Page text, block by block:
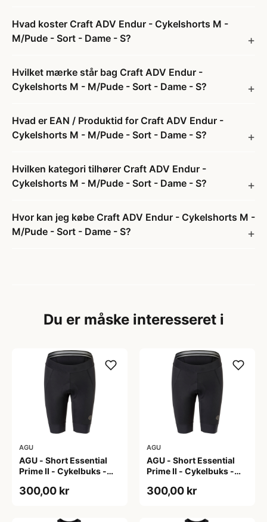
Hvad koster Craft ADV Endur - Cykelshorts M -
M/Pude - Sort - Dame - S?
Hvilket mærke står bag Craft ADV Endur -
Cykelshorts M - M/Pude - Sort - Dame - S?
Hvad er EAN / Produktid for Craft ADV Endur -
Cykelshorts M - M/Pude - Sort - Dame - S?
Hvilken kategori tilhører Craft ADV Endur -
Cykelshorts M - M/Pude - Sort - Dame - S?
Hvor kan jeg købe Craft ADV Endur - Cykelshorts M -
M/Pude - Sort - Dame - S?
Du er måske interesseret i
AGU
AGU - Short Essential
Prime II - Cykelbuks -
300,00 kr
AGU
AGU - Short Essential
Prime II - Cykelbuks -
300,00 kr